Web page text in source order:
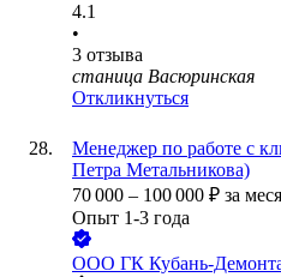
4.1
•
3 отзыва
станица Васюринская
Откликнуться
Менеджер по работе с
Петра Метальникова)
70 000 – 100 000 ₽ за
Опыт 1-3 года
ООО ГК Кубань-